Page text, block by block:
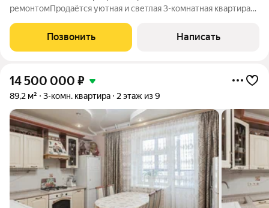
ремонтомПродаётся уютная и светлая 3-комнатная квартира
имеет удобную планировку «распашонка» окна выходят на две
стороны: во двор и на улицу. Благодаря
Позвонить Написать
14 500 000 ₽
89,2 м² 3-комн. квартира 2 этаж из 9